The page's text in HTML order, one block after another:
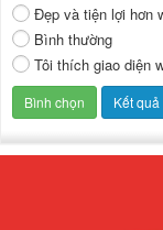
Đẹp và tiện lợi hơn
Bình thường
Tôi thích giao diện